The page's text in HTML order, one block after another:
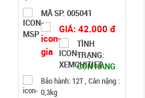
MÃ SP: 005041
GIÁ: 42.000 đ
TÌNH
TRẠNG:
CÒN HÀNG
Bảo hành: 12T , Cân nặng :
0,3kg